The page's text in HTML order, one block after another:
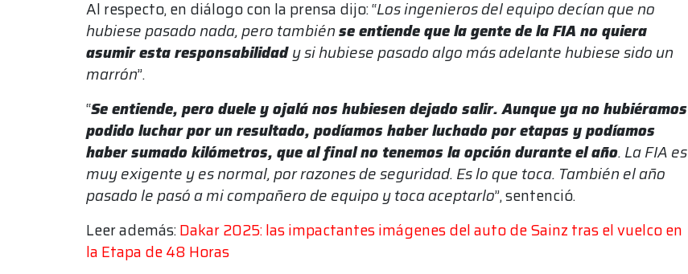
Al respecto, en diálogo con la prensa dijo: “Los ingenieros del equipo decían que no
hubiese pasado nada, pero tambiénse entiende que la gente de la FIA no quiera
asumir esta responsabilidady si hubiese pasado algo más adelante hubiese sido un
marrón”.
“Se entiende, pero duele y ojalá nos hubiesen dejado salir. Aunque ya no hubiéramos
podido luchar por un resultado, podíamos haber luchado por etapas y podíamos
haber sumado kilómetros, que al final no tenemos la opción durante el año. La FIA es
muy exigente y es normal, por razones de seguridad. Es lo que toca. También el año
pasado le pasó a mi compañero de equipo y toca aceptarlo”, sentenció.
Leer además:Dakar 2025: las impactantes imágenes del auto de Sainz tras el vuelco en
la Etapa de 48 Horas